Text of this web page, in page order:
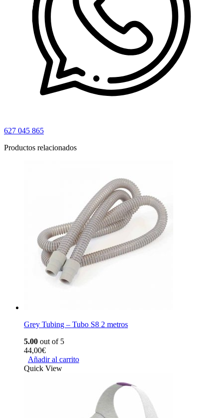
627 045 865
Productos relacionados
Grey Tubing – Tubo S8 2 metros
5.00 out of 5
44,00€
Añadir al carrito
Quick View